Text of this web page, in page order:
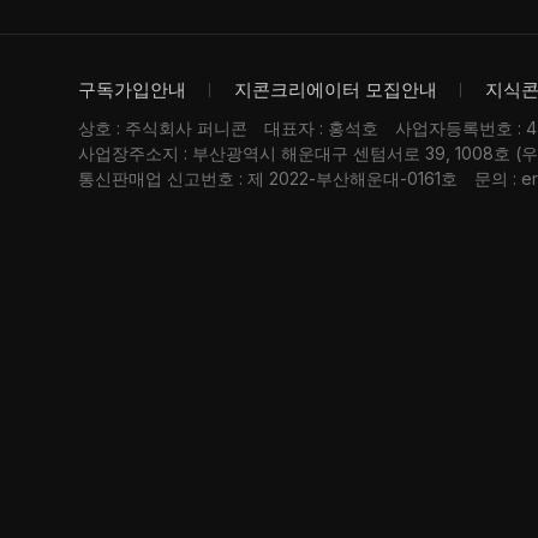
구독가입안내 지콘크리에이터 모집안내 지식
상호 : 주식회사 퍼니콘 대표자 : 홍석호
사업자등록번호 :
사업장주소지 : 부산광역시 해운대구 센텀서로 39, 1008호 (
통신판매업 신고번호 : 제 2022-부산해운대-0161호
문의 :